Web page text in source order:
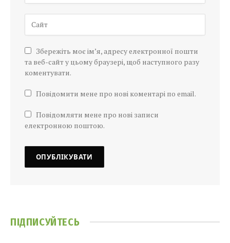
Збережіть моє ім’я, адресу електронної пошти
та веб-сайт у цьому браузері, щоб наступного разу
коментувати.
Повідомити мене про нові коментарі по email.
Повідомляти мене про нові записи
електронною поштою.
ПІДПИСУЙТЕСЬ